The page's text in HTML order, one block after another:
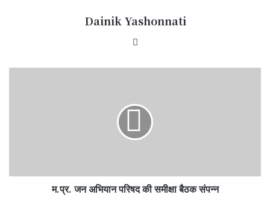
Dainik Yashonnati
म.प्र. जन अभियान परिषद की समीक्षा बैठक संपन्न